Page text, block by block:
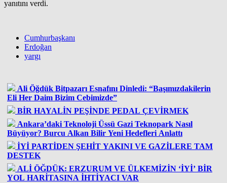
yanıtını verdi.
Cumhurbaşkanı
Erdoğan
yargı
Ali Öğdük Bitpazarı Esnafını Dinledi: “Başımızdakilerin
Eli Her Daim Bizim Cebimizde”
BİR HAYALİN PEŞİNDE PEDAL ÇEVİRMEK
Ankara’daki Teknoloji Üssü Gazi Teknopark Nasıl
Büyüyor? Burcu Alkan Bilir Yeni Hedefleri Anlattı
İYİ PARTİDEN ŞEHİT YAKINI VE GAZİLERE TAM
DESTEK
ALİ ÖĞDÜK: ERZURUM VE ÜLKEMİZİN ‘İYİ’ BİR
YOL HARİTASINA İHTİYACI VAR